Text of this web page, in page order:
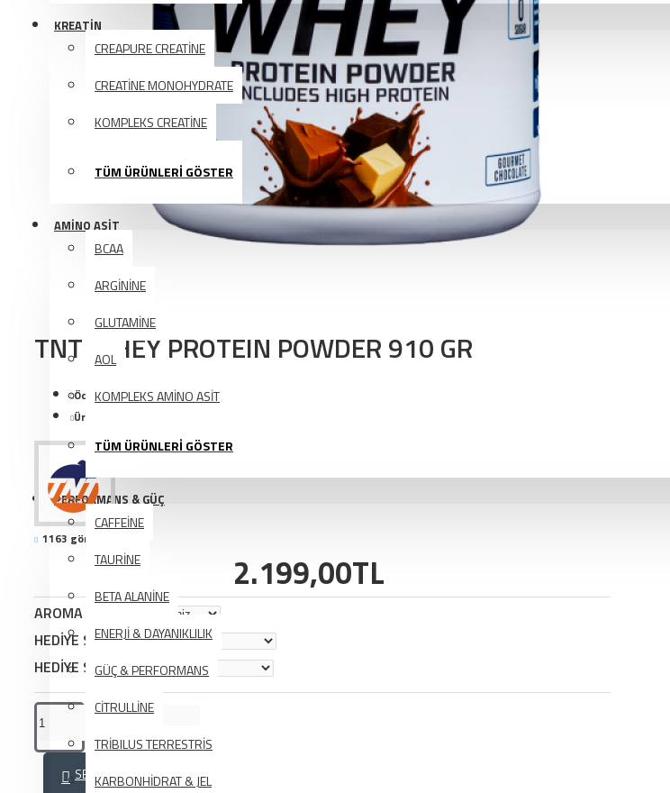
KREATİN
CREAPURE CREATİNE
CREATİNE MONOHYDRATE
KOMPLEKS CREATİNE
TÜM ÜRÜNLERİ GÖSTER
AMINO ASIT
BCAA
ARGİNİNE
GLUTAMİNE
AOL
KOMPLEKS AMİNO ASİT
TÜM ÜRÜNLERİ GÖSTER
PERFORMANS & GÜÇ
CAFFEİNE
TAURİNE
BETA ALANİNE
ENERJİ & DAYANIKLILIK
GÜÇ & PERFORMANS
CİTRULLİNE
TRİBILUS TERRESTRİS
KARBONHİDRAT & JEL
TNT WHEY PROTEIN POWDER 910 GR
Ödül Puanı: 4
Ürün Kodu:
1163 görüntülenme
2.199,00TL
AROMA SEÇİMİ
HEDİYE SEÇİMİ
HEDİYE SEÇİMİ
SEPETE EKLE